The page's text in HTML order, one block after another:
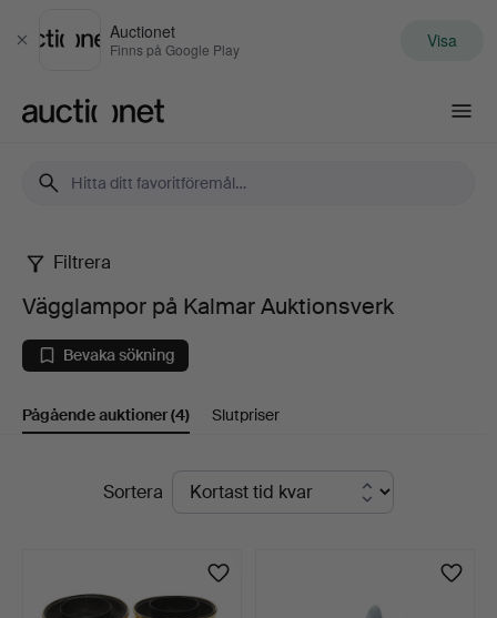
Stäng
Auctionet
Finns på Google Play Visa
Vägglampor
på
Kalmar
Auktionsverk
Filtrera
Vägglampor på Kalmar Auktionsverk
Bevaka sökning
Pågående auktioner(4) Slutpriser
PågåendeSortera